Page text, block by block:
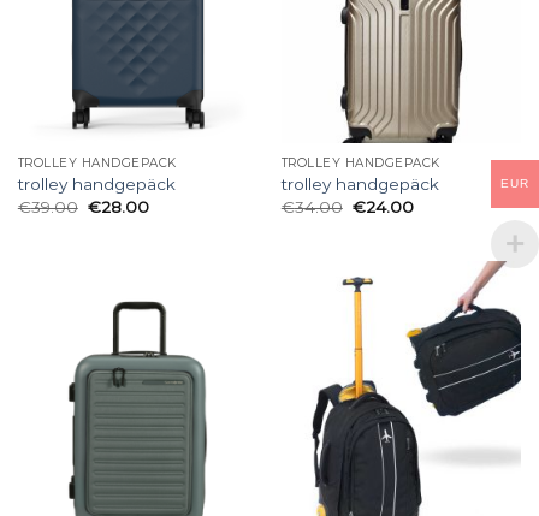
TROLLEY HANDGEPÄCK
trolley handgepäck
€39.00 €28.00
TROLLEY HANDGEPÄCK
trolley handgepäck
€34.00 €24.00
EUR